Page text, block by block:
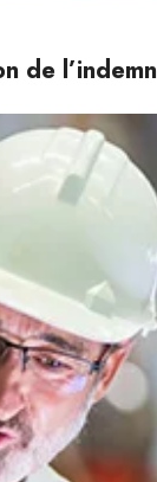
de